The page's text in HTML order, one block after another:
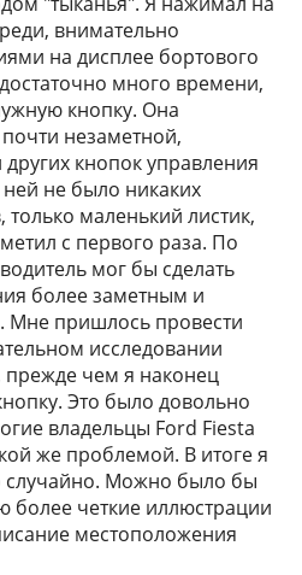
внимательно
на дисплее бортового
много времени,
кнопку. Она
незаметной,
кнопок управления
не было никаких
маленький листик,
с первого раза. По
мог бы сделать
более заметным и
Мне пришлось провести
исследовании
прежде чем я наконец
Это было довольно
владельцы Ford Fiesta
же проблемой. В итоге я
Можно было бы
более четкие иллюстрации
местоположения